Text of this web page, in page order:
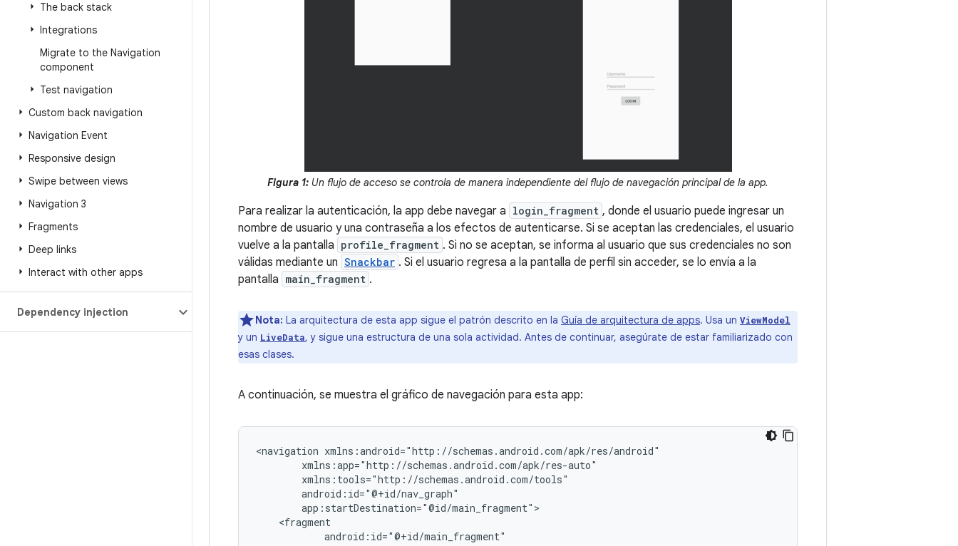
The back stack
Integrations
Migrate to the Navigation
component
Test navigation
Custom back navigation
Navigation Event
Responsive design
Swipe between views
Navigation 3
Fragments
Deep links
Interact with other apps
Dependency injection
Figura 1: Un flujo de acceso se controla de manera independiente del flujo de navegación principal de la app.
Para realizar la autenticación, la app debe navegar a login_fragment , donde el usuario puede ingresar un
nombre de usuario y una contraseña a los efectos de autenticarse. Si se aceptan las credenciales, el usuario
vuelve a la pantalla profile_fragment . Si no se aceptan, se informa al usuario que sus credenciales no son
válidas mediante un Snackbar . Si el usuario regresa a la pantalla de perfil sin acceder, se lo envía a la
pantalla main_fragment .
Nota: La arquitectura de esta app sigue el patrón descrito en la Guía de arquitectura de apps. Usa un ViewModel
y un LiveData, y sigue una estructura de una sola actividad. Antes de continuar, asegúrate de estar familiarizado con
esas clases.
A continuación, se muestra el gráfico de navegación para esta app:
<navigation